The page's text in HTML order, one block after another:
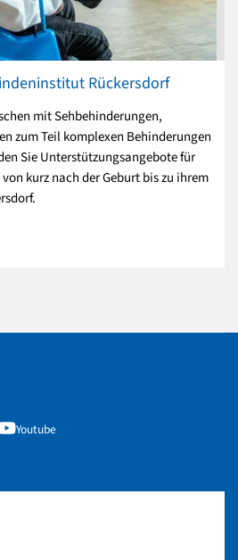
Rückersdorf
mit Sehbehinderungen,
zum Teil komplexen Behinderungen
Sie Unterstützungsangebote für
kurz nach der Geburt bis zu ihrem
Youtube